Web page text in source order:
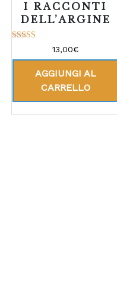
I RACCONTI
DELL’ARGINE
su 5
13,00€
AGGIUNGI AL
CARRELLO